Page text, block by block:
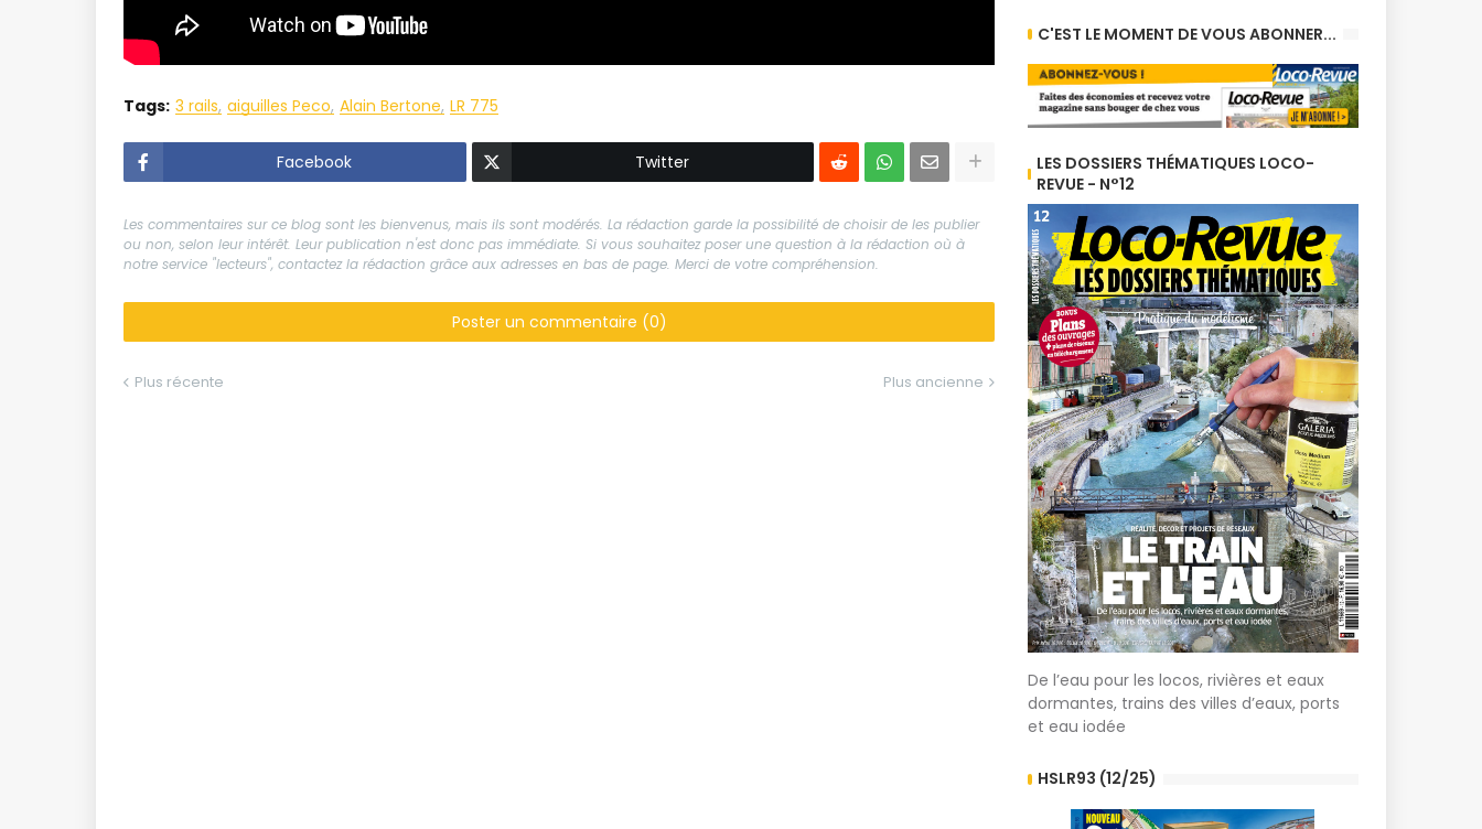
Tags: 3 rails aiguilles Peco Alain Bertone LR 775
Facebook Twitter
Les commentaires sur ce blog sont les bienvenus, mais ils sont modérés. La rédaction garde la possibilité de choisir de les publier
ou non, selon leur intérêt. Leur publication n'est donc pas immédiate. Si vous souhaitez poser une question à la rédaction où à
notre service "lecteurs", contactez la rédaction grâce aux adresses en bas de page. Merci de votre compréhension.
Poster un commentaire (0)
Plus récente Plus ancienne
C'EST LE MOMENT DE VOUS ABONNER...
LES DOSSIERS THÉMATIQUES LOCO-
REVUE - N°12
De l’eau pour les locos, rivières et eaux
dormantes, trains des villes d’eaux, ports
et eau iodée
HSLR93 (12/25)